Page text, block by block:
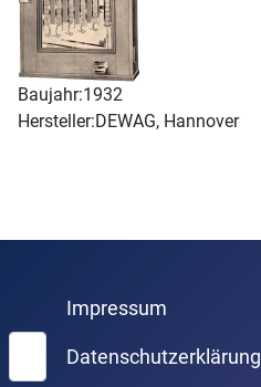
Baujahr:1932
Hersteller:DEWAG, Hannover
Suchen
Impressum
Datenschutzerklärung